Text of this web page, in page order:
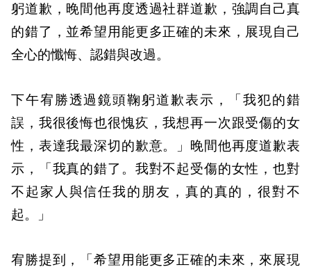
躬道歉，晚間他再度透過社群道歉，強調自己真
的錯了，並希望用能更多正確的未來，展現自己
全心的懺悔、認錯與改過。
下午宥勝透過鏡頭鞠躬道歉表示，「我犯的錯
誤，我很後悔也很愧疚，我想再一次跟受傷的女
性，表達我最深切的歉意。」晚間他再度道歉表
示，「我真的錯了。我對不起受傷的女性，也對
不起家人與信任我的朋友，真的真的，很對不
起。」
宥勝提到，「希望用能更多正確的未來，來展現